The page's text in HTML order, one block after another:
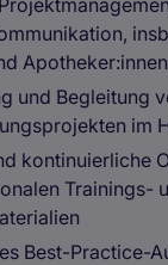
Apotheker:innen
und Begleitung
im
kontinuierliche
Trainings-
Best-Practice-